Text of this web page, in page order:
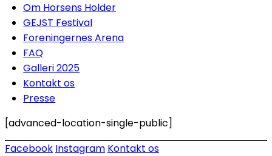
Om Horsens Holder
GEJST Festival
Foreningernes Arena
FAQ
Galleri 2025
Kontakt os
Presse
[advanced-location-single-public]
Facebook Instagram Kontakt os